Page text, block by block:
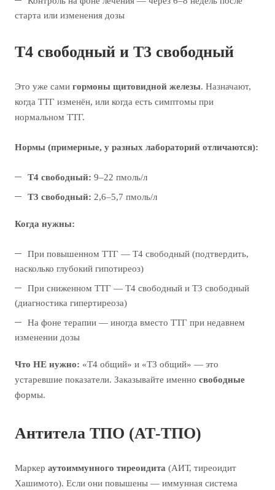
старта или изменения дозы
Т4 свободный и Т3 свободный
Это уже сами гормоны щитовидной железы. Назначают,
когда ТТГ изменён, или когда есть симптомы при
нормальном ТТГ.
Нормы (примерные, у разных лабораторий отличаются):
Т4 свободный: 9–22 пмоль/л
Т3 свободный: 2,6–5,7 пмоль/л
Когда нужны:
При повышенном ТТГ — Т4 свободный (подтвердить,
насколько глубокий гипотиреоз)
При сниженном ТТГ — Т4 свободный и Т3 свободный
(диагностика гипертиреоза)
На фоне терапии — иногда вместо ТТГ при недавнем
изменении дозы
Что НЕ нужно: «Т4 общий» и «Т3 общий» — это
устаревшие показатели. Заказывайте именно свободные
формы.
Антитела ТПО (АТ-ТПО)
Маркер аутоиммунного тиреоидита (АИТ, тиреоидит
Хашимото). Если они повышены — иммунная система